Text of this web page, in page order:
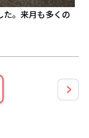
た。来月も多くの